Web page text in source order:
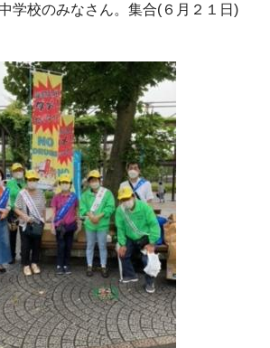
学校のみなさん。集合(６月２１日)